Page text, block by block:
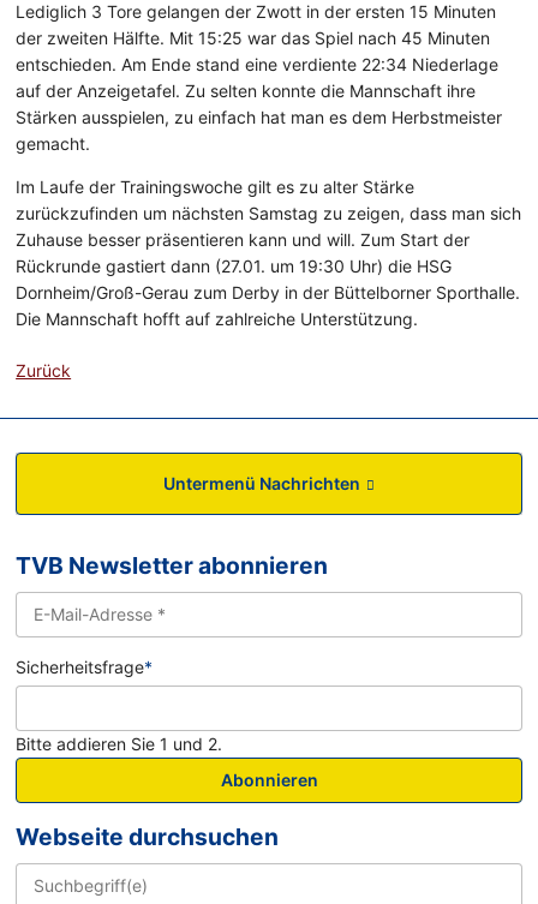
Lediglich 3 Tore gelangen der Zwott in der ersten 15 Minuten
der zweiten Hälfte. Mit 15:25 war das Spiel nach 45 Minuten
entschieden. Am Ende stand eine verdiente 22:34 Niederlage
auf der Anzeigetafel. Zu selten konnte die Mannschaft ihre
Stärken ausspielen, zu einfach hat man es dem Herbstmeister
gemacht.
Im Laufe der Trainingswoche gilt es zu alter Stärke
zurückzufinden um nächsten Samstag zu zeigen, dass man sich
Zuhause besser präsentieren kann und will. Zum Start der
Rückrunde gastiert dann (27.01. um 19:30 Uhr) die HSG
Dornheim/Groß-Gerau zum Derby in der Büttelborner Sporthalle.
Die Mannschaft hofft auf zahlreiche Unterstützung.
Zurück
Untermenü Nachrichten
TVB Newsletter abonnieren
Sicherheitsfrage*
Bitte addieren Sie 1 und 2.
Abonnieren
Webseite durchsuchen